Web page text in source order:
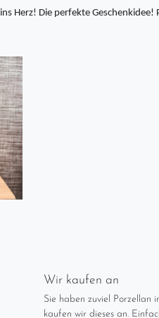
Herz! Die perfekte Geschenkidee!
Wir kaufen an
Sie haben zuviel Porzellan
kaufen wir dieses an.